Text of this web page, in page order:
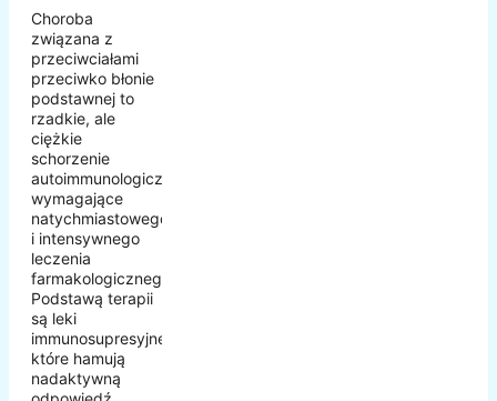
Choroba
związana z
przeciwciałami
przeciwko błonie
podstawnej to
rzadkie, ale
ciężkie
schorzenie
autoimmunologiczne
wymagające
natychmiastowego
i intensywnego
leczenia
farmakologicznego.
Podstawą terapii
są leki
immunosupresyjne,
które hamują
nadaktywną